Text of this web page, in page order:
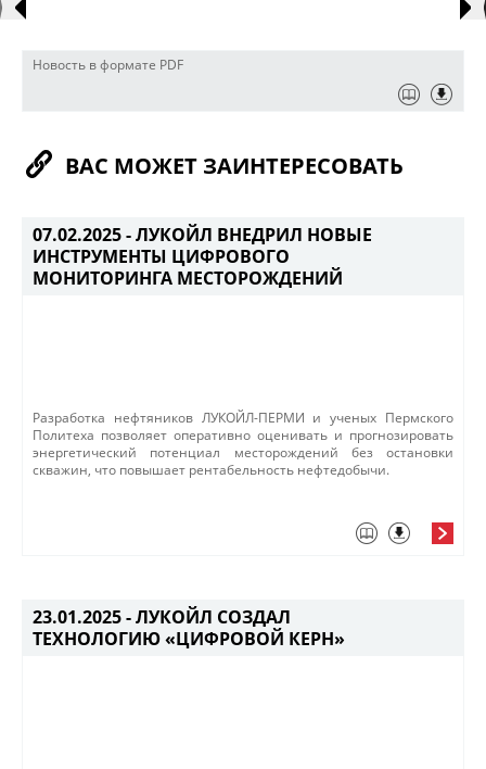
Новость в формате PDF
ВАС МОЖЕТ ЗАИНТЕРЕСОВАТЬ
07.02.2025 -ЛУКОЙЛ ВНЕДРИЛ НОВЫЕ
ИНСТРУМЕНТЫ ЦИФРОВОГО
МОНИТОРИНГА МЕСТОРОЖДЕНИЙ
​Разработка нефтяников ЛУКОЙЛ-ПЕРМИ и ученых Пермского
Политеха позволяет оперативно оценивать и прогнозировать
энергетический потенциал месторождений без остановки
скважин, что повышает рентабельность нефтедобычи. ​
23.01.2025 -ЛУКОЙЛ СОЗДАЛ
ТЕХНОЛОГИЮ «ЦИФРОВОЙ КЕРН»